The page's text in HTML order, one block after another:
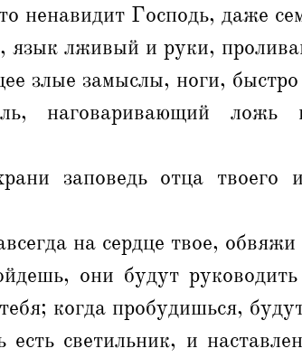
ненавидит Господь, даже
язык лживый и руки,
злые замыслы, ноги,
наговаривающий
заповедь отца твоего
на сердце твое,
они будут
когда пробудишься,
есть светильник, и